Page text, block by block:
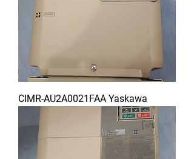
CIMR-AU2A0021FAA Yaskawa